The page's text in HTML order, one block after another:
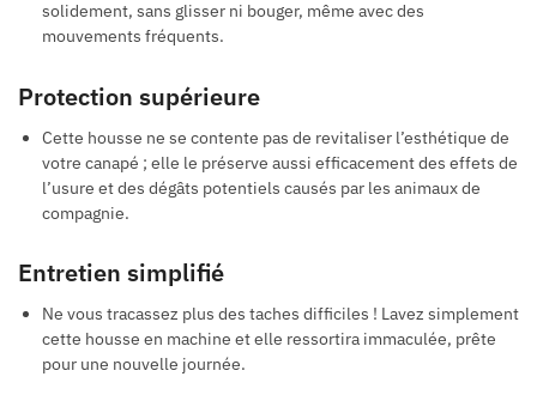
solidement, sans glisser ni bouger, même avec des
mouvements fréquents.
Protection supérieure
Cette housse ne se contente pas de revitaliser l’esthétique de
votre canapé ; elle le préserve aussi efficacement des effets de
l’usure et des dégâts potentiels causés par les animaux de
compagnie.
Entretien simplifié
Ne vous tracassez plus des taches difficiles ! Lavez simplement
cette housse en machine et elle ressortira immaculée, prête
pour une nouvelle journée.